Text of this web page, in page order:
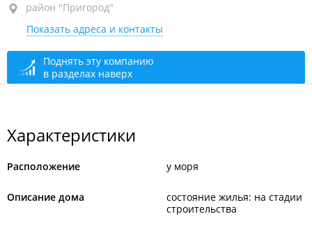
район "Пригород", ул. Артековская, 10 стр. 3
район застройки
район "Пригород"
Показать адреса и контакты
Поднять эту компанию
в разделах наверх
Характеристики
Расположение у моря
Описание дома
состояние жилья: на стадии
строительства